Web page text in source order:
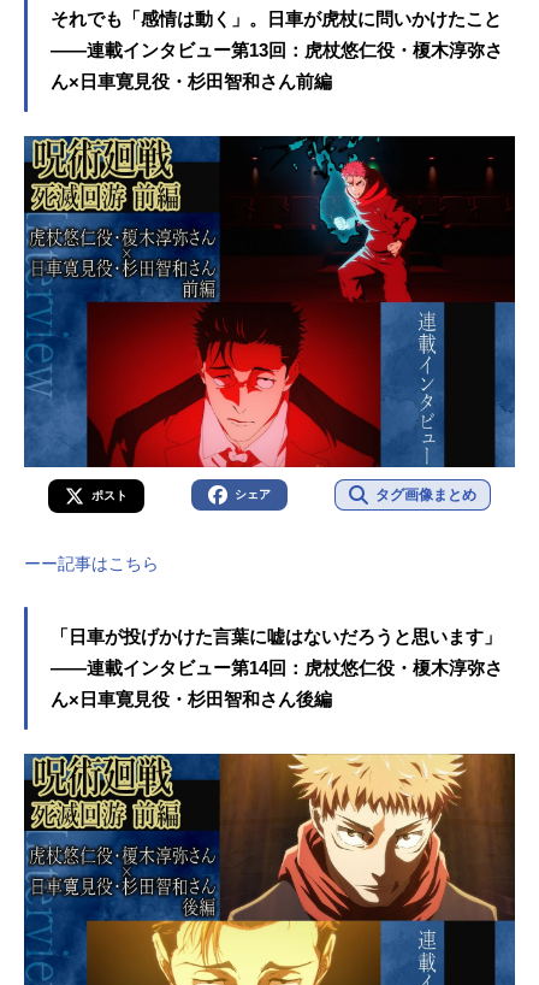
それでも「感情は動く」。日車が虎杖に問いかけたこと
——連載インタビュー第13回：虎杖悠仁役・榎木淳弥さ
ん×日車寛見役・杉田智和さん前編
ポスト シェア タグ画像まとめ
ーー記事はこちら
「日車が投げかけた言葉に嘘はないだろうと思います」
――連載インタビュー第14回：虎杖悠仁役・榎木淳弥さ
ん×日車寛見役・杉田智和さん後編